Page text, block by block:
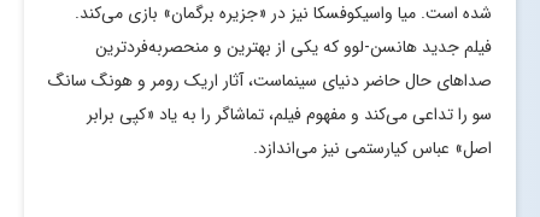
شده است. میا واسیکوفسکا نیز در «جزیره برگمان» بازی می‌کند.
فیلم جدید هانسن-لوو که یکی از بهترین و منحصربه‌فردترین
صداهای حال حاضر دنیای سینماست، آثار اریک رومر و هونگ سانگ
سو را تداعی می‌کند و مفهوم فیلم، تماشاگر را به یاد «کپی برابر
اصل» عباس کیارستمی نیز می‌اندازد.